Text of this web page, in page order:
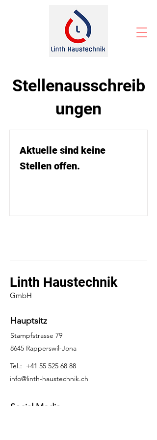
Stellenausschreib
ungen
Aktuelle sind keine
Stellen offen.
Linth Haustechnik
GmbH
Hauptsitz
Stampfstrasse 79
8645 Rapperswil-Jona
Tel.: +41 55 525 68 88
info@linth-haustechnik.ch
Social Media